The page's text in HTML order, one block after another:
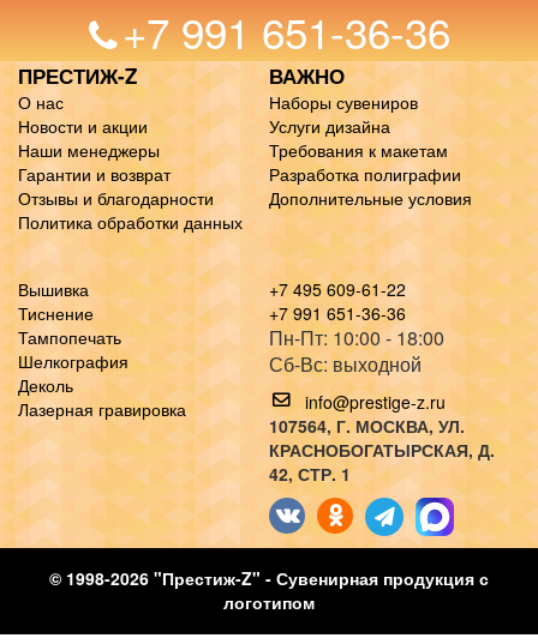
+7 991 651-36-36
ПРЕСТИЖ-Z
О нас
Новости и акции
Наши менеджеры
Гарантии и возврат
Отзывы и благодарности
Политика обработки данных
ВАЖНО
Наборы сувениров
Услуги дизайна
Требования к макетам
Разработка полиграфии
Дополнительные условия
Вышивка
Тиснение
Тампопечать
Шелкография
Деколь
Лазерная гравировка
+7 495 609-61-22
+7 991 651-36-36
Пн-Пт: 10:00 - 18:00
Сб-Вс: выходной
info@prestige-z.ru
107564, Г. МОСКВА, УЛ.
КРАСНОБОГАТЫРСКАЯ, Д.
42, СТР. 1
© 1998-2026 "Престиж-Z" - Сувенирная продукция с
логотипом